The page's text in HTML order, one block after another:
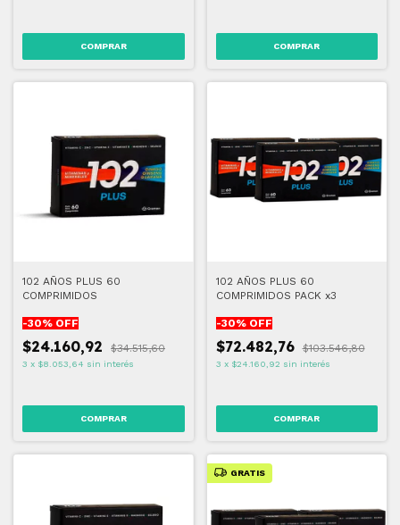
102 AÑOS PLUS 60
COMPRIMIDOS
-30% OFF
$24.160,92 $34.515,60
3 x $8.053,64 sin interés
102 AÑOS PLUS 60
COMPRIMIDOS PACK x3
-30% OFF
$72.482,76 $103.546,80
3 x $24.160,92 sin interés
GRATIS